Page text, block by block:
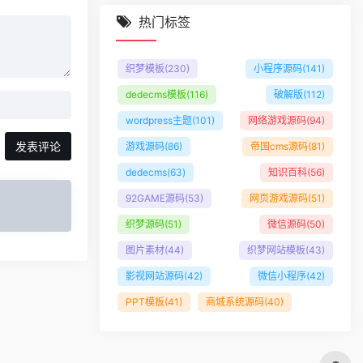
发表评论
热门标签
织梦模板(230) 小程序源码(141)
dedecms模板(116) 破解版(112)
wordpress主题(101) 网络游戏源码(94)
游戏源码(86) 帝国cms源码(81)
dedecms(63) 知识百科(56)
92GAME源码(53) 网页游戏源码(51)
织梦源码(51) 微信源码(50)
图片素材(44) 织梦网站模板(43)
影视网站源码(42) 微信小程序(42)
PPT模板(41) 商城系统源码(40)